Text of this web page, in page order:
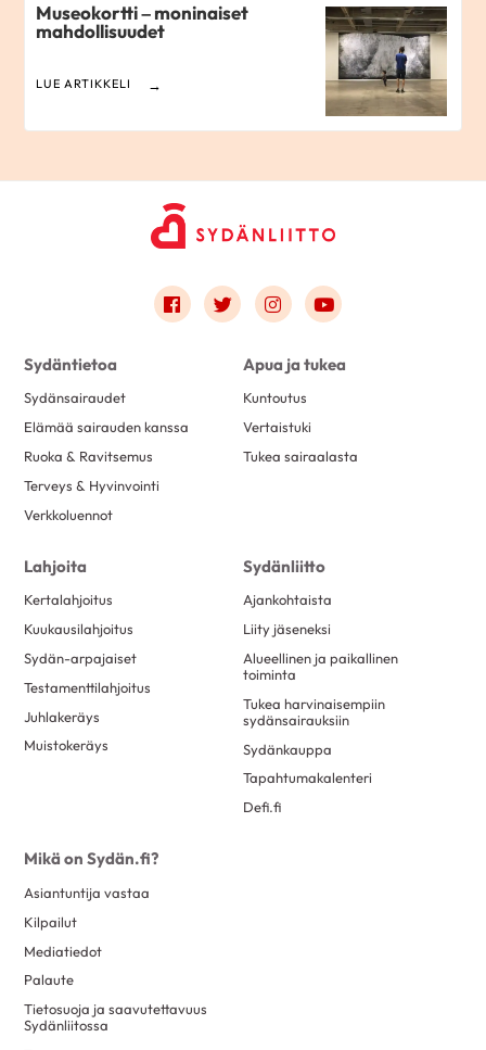
Museokortti – moninaiset
mahdollisuudet
LUE ARTIKKELI
Link to facebook
Link to twitter
Link to instagram
Link to youtube
Sydäntietoa
Sydänsairaudet
Elämää sairauden kanssa
Ruoka & Ravitsemus
Terveys & Hyvinvointi
Verkkoluennot
Apua ja tukea
Kuntoutus
Vertaistuki
Tukea sairaalasta
Lahjoita
Kertalahjoitus
Kuukausilahjoitus
Sydän-arpajaiset
Testamenttilahjoitus
Juhlakeräys
Muistokeräys
Sydänliitto
Ajankohtaista
Liity jäseneksi
Alueellinen ja paikallinen
toiminta
Tukea harvinaisempiin
sydänsairauksiin
Sydänkauppa
Tapahtumakalenteri
Defi.fi
Mikä on Sydän.fi?
Asiantuntija vastaa
Kilpailut
Mediatiedot
Palaute
Tietosuoja ja saavutettavuus
Sydänliitossa